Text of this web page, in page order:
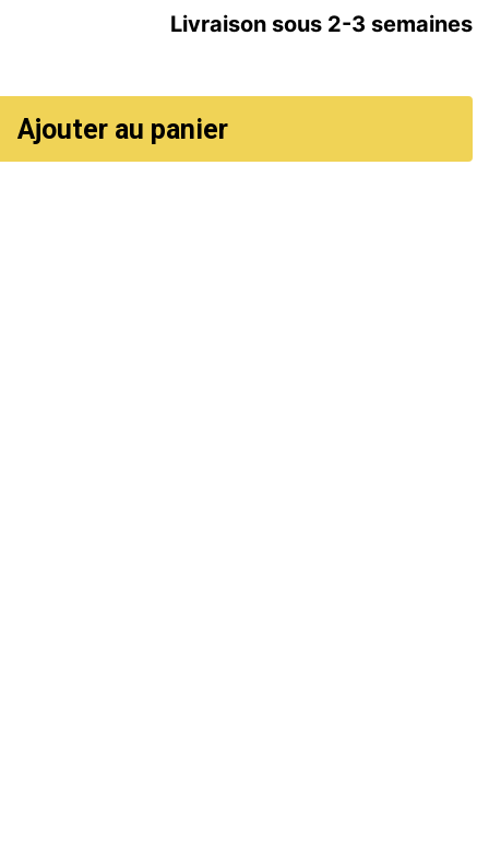
Livraison sous 2-3 semaines
Ajouter au panier